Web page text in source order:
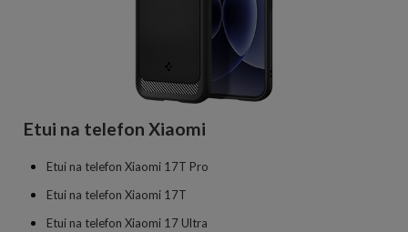
Etui na telefon Xiaomi
Etui na telefon Xiaomi 17T Pro
Etui na telefon Xiaomi 17T
Etui na telefon Xiaomi 17 Ultra